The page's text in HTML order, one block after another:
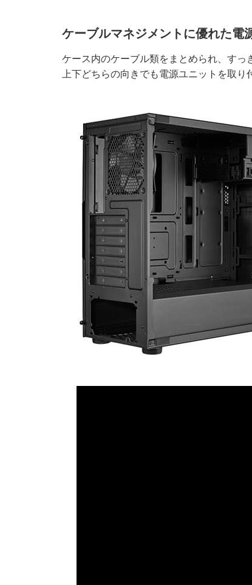
ケーブルマネジメントに優れた電
ケース内のケーブル類をまとめられ、す
上下どちらの向きでも電源ユニットを取り